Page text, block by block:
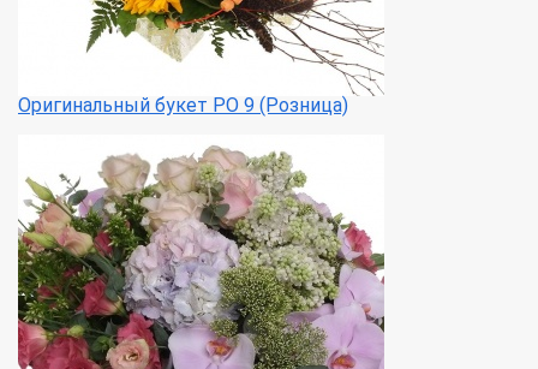
Оригинальный букет РО 9 (Розница)